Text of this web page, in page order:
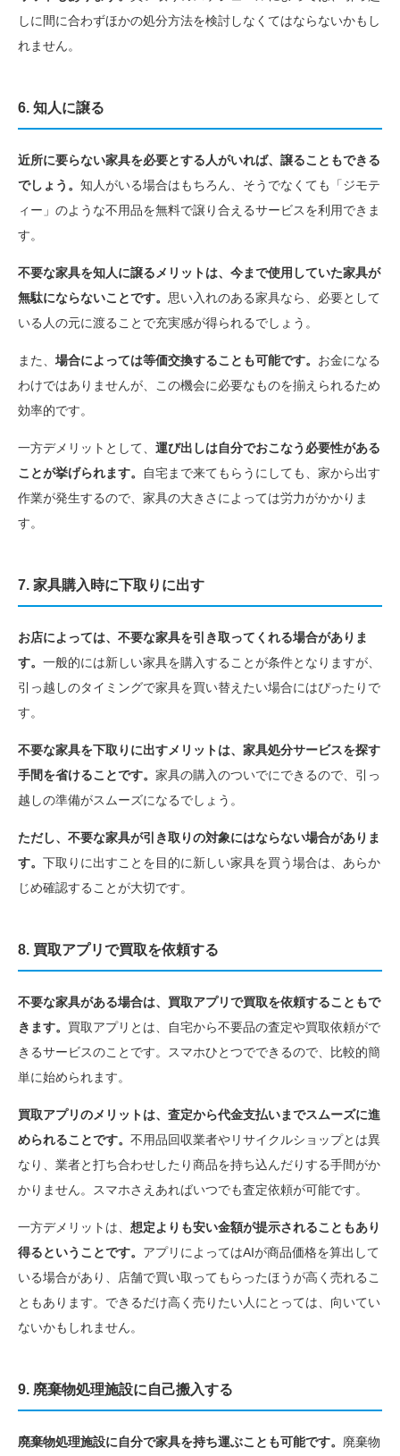
しに間に合わずほかの処分方法を検討しなくてはならないかもし
れません。
6. 知人に譲る
近所に要らない家具を必要とする人がいれば、譲ることもできる
でしょう。 知人がいる場合はもちろん、そうでなくても「ジモテ
ィー」のような不用品を無料で譲り合えるサービスを利用できま
す。
不要な家具を知人に譲るメリットは、今まで使用していた家具が
無駄にならないことです。 思い入れのある家具なら、必要として
いる人の元に渡ることで充実感が得られるでしょう。
また、 場合によっては等価交換することも可能です。 お金になる
わけではありませんが、この機会に必要なものを揃えられるため
効率的です。
一方デメリットとして、 運び出しは自分でおこなう必要性がある
ことが挙げられます。
自宅まで来てもらうにしても、家から出す
作業が発生するので、家具の大きさによっては労力がかかりま
す。
7. 家具購入時に下取りに出す
お店によっては、不要な家具を引き取ってくれる場合がありま
す。 一般的には新しい家具を購入することが条件となりますが、
引っ越しのタイミングで家具を買い替えたい場合にはぴったりで
す。
不要な家具を下取りに出すメリットは、家具処分サービスを探す
手間を省けることです。 家具の購入のついでにできるので、引っ
越しの準備がスムーズになるでしょう。
ただし、不要な家具が引き取りの対象にはならない場合がありま
す。 下取りに出すことを目的に新しい家具を買う場合は、あらか
じめ確認することが大切です。
8. 買取アプリで買取を依頼する
不要な家具がある場合は、買取アプリで買取を依頼することもで
きます。 買取アプリとは、自宅から不要品の査定や買取依頼がで
きるサービスのことです。スマホひとつでできるので、比較的簡
単に始められます。
買取アプリのメリットは、査定から代金支払いまでスムーズに進
められることです。 不用品回収業者やリサイクルショップとは異
なり、業者と打ち合わせしたり商品を持ち込んだりする手間がか
かりません。スマホさえあればいつでも査定依頼が可能です。
一方デメリットは、 想定よりも安い金額が提示されることもあり
得るということです。 アプリによってはAIが商品価格を算出して
いる場合があり、店舗で買い取ってもらったほうが高く売れるこ
ともあります。できるだけ高く売りたい人にとっては、向いてい
ないかもしれません。
9. 廃棄物処理施設に自己搬入する
廃棄物処理施設に自分で家具を持ち運ぶことも可能です。 廃棄物